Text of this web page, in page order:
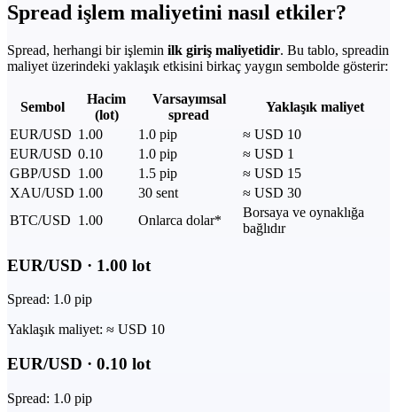
Spread işlem maliyetini nasıl etkiler?
Spread, herhangi bir işlemin ilk giriş maliyetidir. Bu tablo, spreadin
maliyet üzerindeki yaklaşık etkisini birkaç yaygın sembolde gösterir:
Sembol
Hacim
(lot)
Varsayımsal
spread
Yaklaşık maliyet
EUR/USD 1.00 1.0 pip
≈ USD 10
EUR/USD 0.10 1.0 pip
≈ USD 1
GBP/USD 1.00 1.5 pip
≈ USD 15
XAU/USD 1.00 30 sent
≈ USD 30
BTC/USD 1.00 Onlarca dolar*
Borsaya ve oynaklığa
bağlıdır
EUR/USD · 1.00 lot
Spread: 1.0 pip
Yaklaşık maliyet: ≈ USD 10
EUR/USD · 0.10 lot
Spread: 1.0 pip